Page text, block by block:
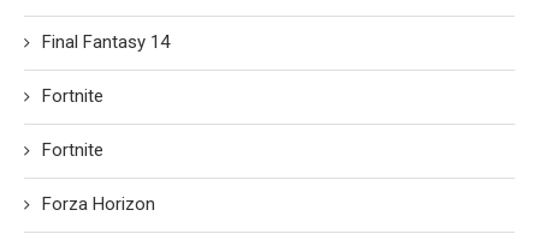
Final Fantasy 14
Fortnite
Fortnite
Forza Horizon